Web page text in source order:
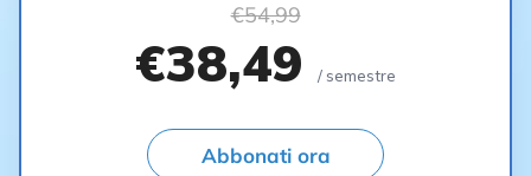
€54,99
€38,49 / semestre
Abbonati ora